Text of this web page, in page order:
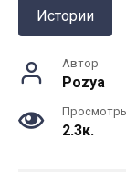
Истории
Автор
Pozya
2.3к.